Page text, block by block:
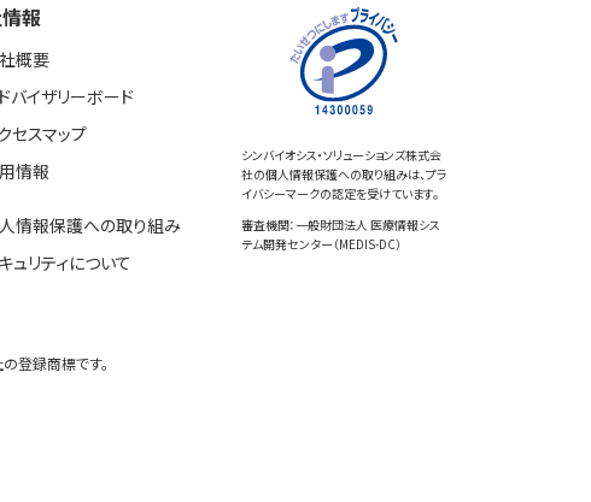
報
概要
バイザリーボード
セスマップ
情報
情報保護への取り組み
ュリティについて
シンバイオシス・ソリューションズ株式会
社の個人情報保護への取り組みは、プラ
イバシーマークの認定を受けています。
審査機関：一般財団法人 医療情報シス
テム開発センター（MEDIS-DC）
登録商標です。